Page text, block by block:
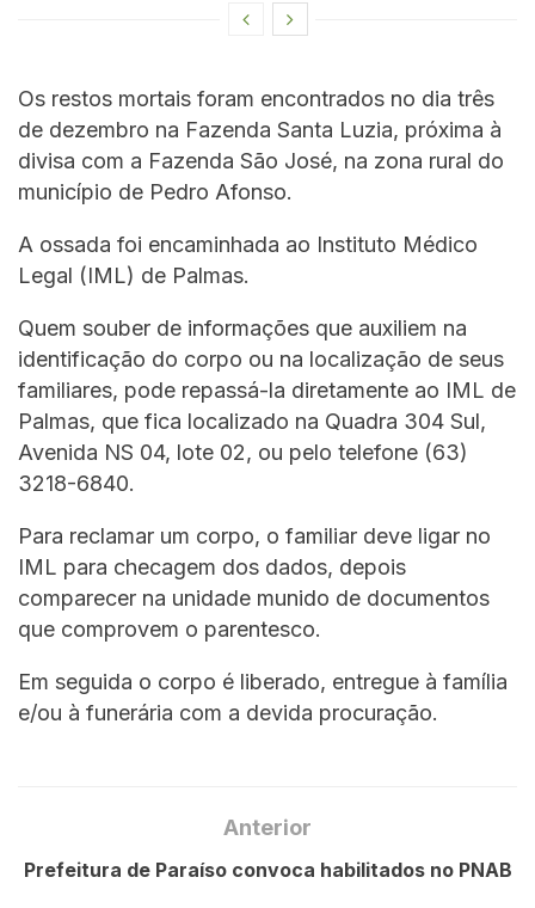
Os restos mortais foram encontrados no dia três
de dezembro na Fazenda Santa Luzia, próxima à
divisa com a Fazenda São José, na zona rural do
município de Pedro Afonso.
A ossada foi encaminhada ao Instituto Médico
Legal (IML) de Palmas.
Quem souber de informações que auxiliem na
identificação do corpo ou na localização de seus
familiares, pode repassá-la diretamente ao IML de
Palmas, que fica localizado na Quadra 304 Sul,
Avenida NS 04, lote 02, ou pelo telefone (63)
3218-6840.
Para reclamar um corpo, o familiar deve ligar no
IML para checagem dos dados, depois
comparecer na unidade munido de documentos
que comprovem o parentesco.
Em seguida o corpo é liberado, entregue à família
e/ou à funerária com a devida procuração.
Anterior
Prefeitura de Paraíso convoca habilitados no PNAB